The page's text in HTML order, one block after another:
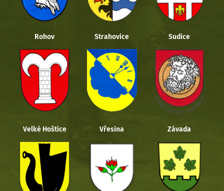
Rohov Strahovice Sudice
Velké Hoštice Vřesina Závada